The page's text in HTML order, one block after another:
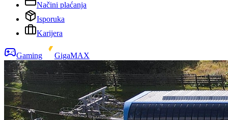
Načini plaćanja
Isporuka
Karijera
Gaming GigaMAX